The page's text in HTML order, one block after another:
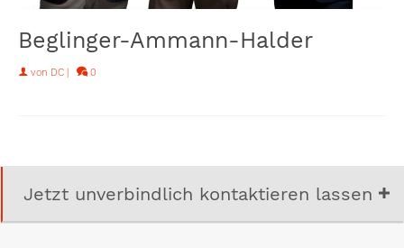
Beglinger-Ammann-Halder
von DC 0
Jetzt unverbindlich kontaktieren lassen